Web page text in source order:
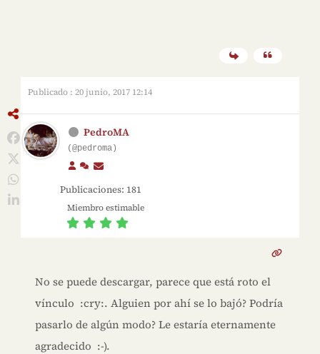
Publicado : 20 junio, 2017 12:14
PedroMA
(@pedroma)
Publicaciones: 181
Miembro estimable
No se puede descargar, parece que está roto el
vínculo :cry:. Alguien por ahí se lo bajó? Podría
pasarlo de algún modo? Le estaría eternamente
agradecido :-).